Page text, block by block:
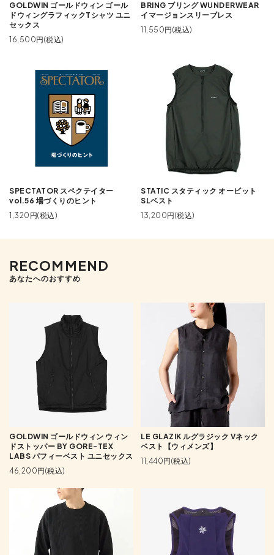
GOLDWIN ゴールドウィン ゴール
ドウィングラフィックTシャツ ユニ
セックス
16,500円(税込)
BRING ブリング WUNDERWEAR
イマージョンスリーブレス
11,550円(税込)
SPECTATOR スペクテイター
vol.56 場づくりのヒント
1,320円(税込)
STATIC スタティック オービット
SLベスト
13,200円(税込)
RECOMMEND
あなたへのおすすめ
GOLDWIN ゴールドウィン ウィン
ドストッパー BY GORE-TEX
LABS パフィーベスト ユニセックス
46,200円(税込)
LE GLAZIK ルグラジック Vネック
ベスト【ウィメンズ】
11,440円(税込)